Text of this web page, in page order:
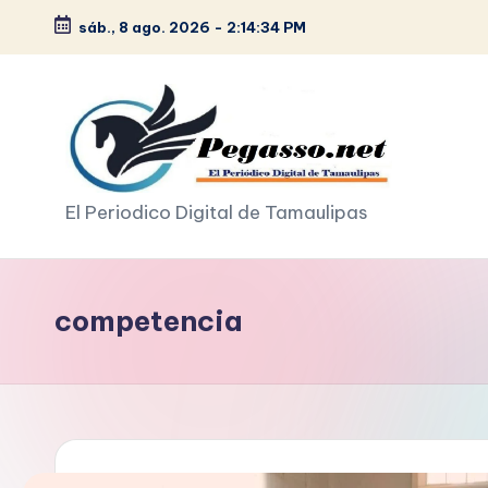
Saltar
contenido
sáb., 8 ago. 2026 - 2:14:35 PM
p
e
g
s
o
El Periodico Digital de Tamaulipas
competencia